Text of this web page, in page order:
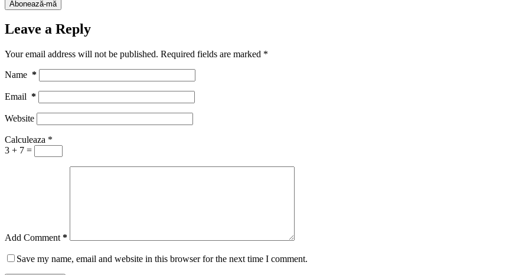
Leave a Reply
Your email address will not be published. Required fields are marked *
Name *
Email *
Website
Calculeaza *
3 + 7 =
Add Comment *
Save my name, email and website in this browser for the next time I comment.